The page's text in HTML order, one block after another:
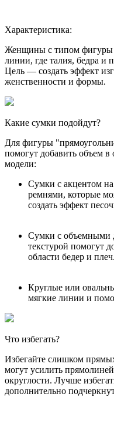
Характеристика:
Женщины с типом фигуры
линии, где талия, бедра
Цель — создать эффект
женственности и формы.
Какие сумки подойдут?
Для фигуры
помогут добавить объем
модели:
Сумки с акцентом
ремнями, которые
создать эффект
Сумки с объемными
текстурой помогут
области бедер и плеч.
Круглые или
мягкие линии и
Что избегать?
Избегайте слишком
могут усилить
округлости. Лучше
дополнительно